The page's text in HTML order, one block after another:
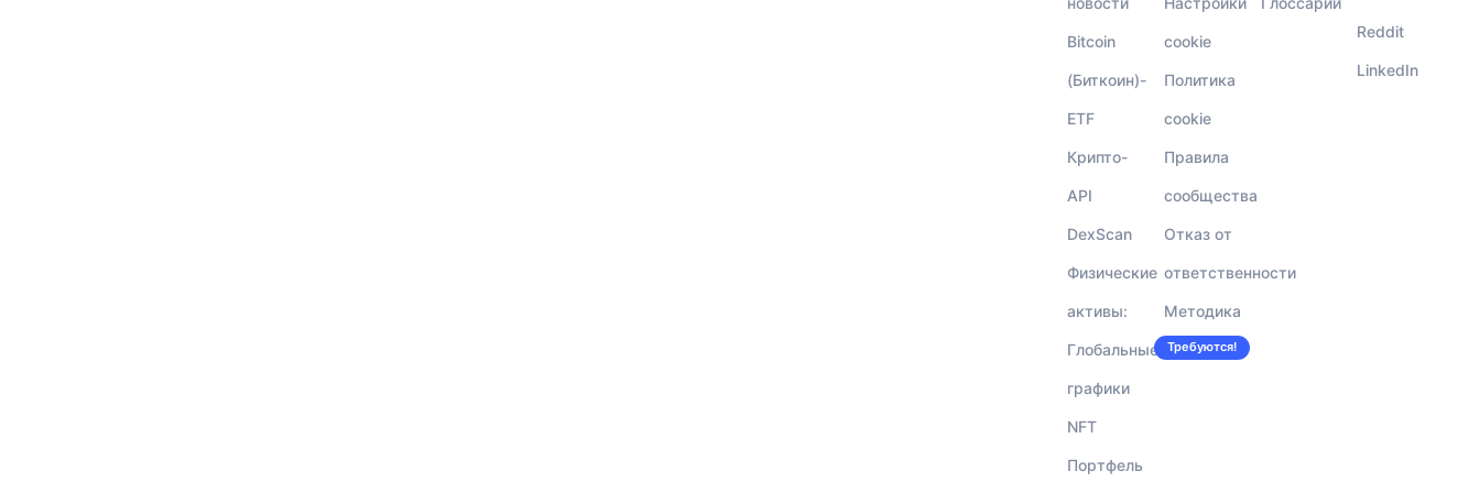
Bitcoin
(Биткоин)-
ETF
Крипто-
API
DexScan
Физические
активы:
Глобальные
графики
NFT
Портфель
cookie
Политика
cookie
Правила
сообщества
Отказ от
ответственности
Методика
Вакансии
Требуются!
Reddit
LinkedIn